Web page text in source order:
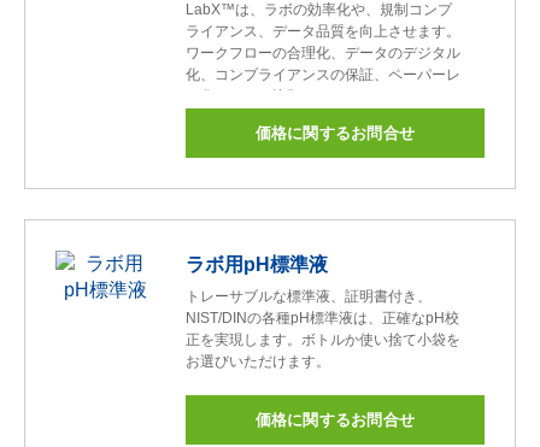
LabX™は、ラボの効率化や、規制コンプ
ライアンス、データ品質を向上させます。
ワークフローの合理化、データのデジタル
化、コンプライアンスの保証、ペーパーレ
価格に関するお問合せ
ラボ用pH標準液
トレーサブルな標準液、証明書付き、
NIST/DINの各種pH標準液は、正確なpH校
正を実現します。ボトルか使い捨て小袋を
お選びいただけます。
価格に関するお問合せ